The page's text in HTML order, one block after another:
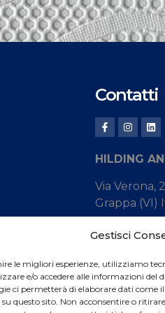
Gestisci
le migliori esperienze, utilizziamo
e/o accedere alle informazioni del
ci permetterà di elaborare dati
questo sito. Non acconsentire o
Contatti
HILDING
Via Verona,
Grappa (VI)
Tel. +39
Catalogo